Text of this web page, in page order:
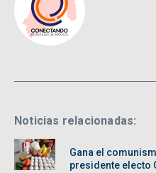
Noticias relacionadas:
Gana el
presidente electo